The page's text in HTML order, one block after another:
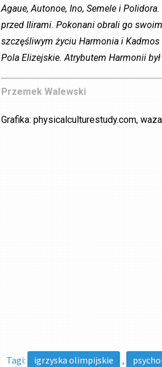
Agaue, Autonoe, Ino, Semele i
przed Ilirami. Pokonani obrali go
szczęśliwym życiu Harmonia i
Pola Elizejskie. Atrybutem Harmonii był
Przemek Walewski
Grafika: physicalculturestudy.com,
Tagi: igrzyska olimpijskie ,